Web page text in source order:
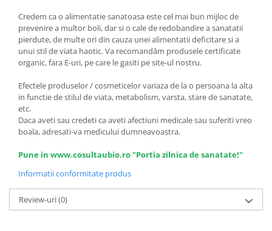
Credem ca o alimentatie sanatoasa este cel mai bun mijloc de
prevenire a multor boli, dar si o cale de redobandire a sanatatii
pierdute, de multe ori din cauza unei alimentatii deficitare si a
unui stil de viata haotic. Va recomandăm produsele certificate
organic, fara E-uri, pe care le gasiti pe site-ul nostru.
Efectele produselor / cosmeticelor variaza de la o persoana la alta
in functie de stilul de viata, metabolism, varsta, stare de sanatate,
etc.
Daca aveti sau credeti ca aveti afectiuni medicale sau suferiti vreo
boala, adresati-va medicului dumneavoastra.
Pune in www.cosultaubio.ro "Portia zilnica de sanatate!"
Informatii conformitate produs
Review-uri(0)